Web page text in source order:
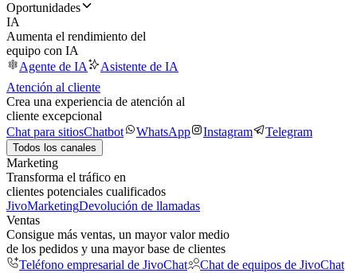
Oportunidades
IA
Aumenta el rendimiento del
equipo con IA
Agente de IA
Asistente de IA
Atención al cliente
Crea una experiencia de atención al
cliente excepcional
Chat para sitiosChatbot WhatsApp Instagram Telegram
Todos los canales
Marketing
Transforma el tráfico en
clientes potenciales cualificados
JivoMarketingDevolución de llamadas
Ventas
Consigue más ventas, un mayor valor medio
de los pedidos y una mayor base de clientes
Teléfono empresarial de JivoChat
Chat de equipos de JivoChat